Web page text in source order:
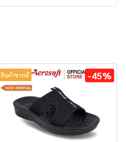
สินค้าขายดี -45%